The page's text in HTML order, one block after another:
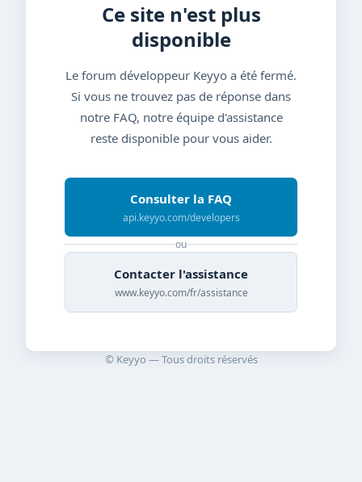
Ce site n'est plus
disponible
Le forum développeur Keyyo a été fermé.
Si vous ne trouvez pas de réponse dans
notre FAQ, notre équipe d'assistance
reste disponible pour vous aider.
Consulter la FAQ
api.keyyo.com/developers
ou
Contacter l'assistance
www.keyyo.com/fr/assistance
© Keyyo — Tous droits réservés